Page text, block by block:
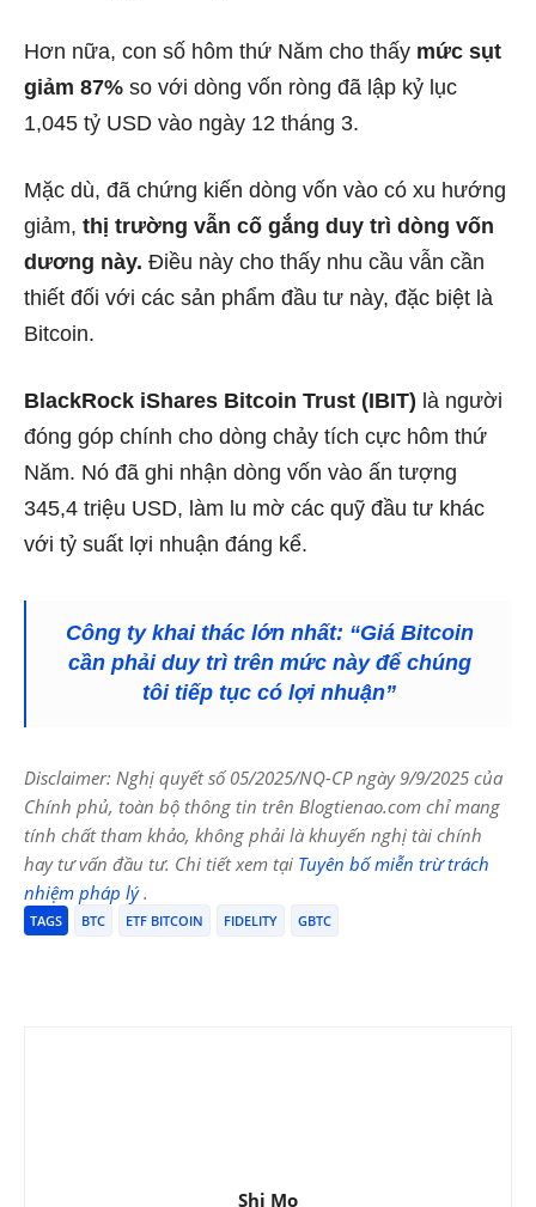
Hơn nữa, con số hôm thứ Năm cho thấy mức sụt
giảm 87% so với dòng vốn ròng đã lập kỷ lục
1,045 tỷ USD vào ngày 12 tháng 3.
Mặc dù, đã chứng kiến dòng vốn vào có xu hướng
giảm, thị trường vẫn cố gắng duy trì dòng vốn
dương này. Điều này cho thấy nhu cầu vẫn cần
thiết đối với các sản phẩm đầu tư này, đặc biệt là
Bitcoin.
BlackRock iShares Bitcoin Trust (IBIT) là người
đóng góp chính cho dòng chảy tích cực hôm thứ
Năm. Nó đã ghi nhận dòng vốn vào ấn tượng
345,4 triệu USD, làm lu mờ các quỹ đầu tư khác
với tỷ suất lợi nhuận đáng kể.
Công ty khai thác lớn nhất: “Giá Bitcoin
cần phải duy trì trên mức này để chúng
tôi tiếp tục có lợi nhuận”
Disclaimer: Nghị quyết số 05/2025/NQ-CP ngày 9/9/2025 của
Chính phủ, toàn bộ thông tin trên Blogtienao.com chỉ mang
tính chất tham khảo, không phải là khuyến nghị tài chính
hay tư vấn đầu tư. Chi tiết xem tại Tuyên bố miễn trừ trách
nhiệm pháp lý.
TAGS BTC ETF BITCOIN FIDELITY GBTC
Shi Mo